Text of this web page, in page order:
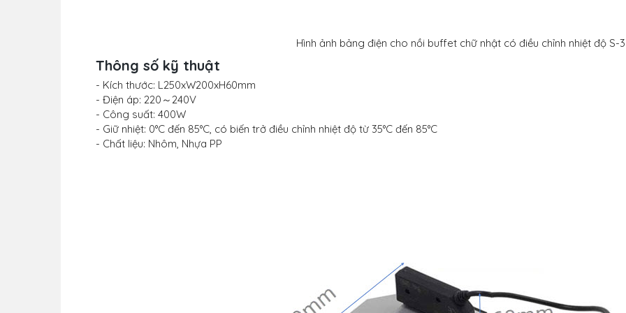
Hình ảnh bảng điện cho nồi buffet chữ nhật có điều chỉnh nhiệt độ S-
Thông số kỹ thuật
- Kích thước: L250xW200xH60mm
- Điện áp: 220～240V
- Công suất: 400W
- Giữ nhiệt: 0°C đến 85°C, có biến trở điều chỉnh nhiệt độ từ 35°C đến 85°C
- Chất liệu: Nhôm, Nhựa PP